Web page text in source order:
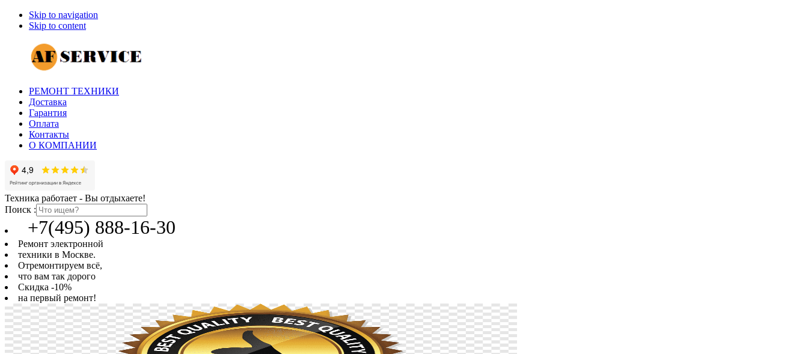
Skip to navigation
Skip to content
РЕМОНТ ТЕХНИКИ
Доставка
Гарантия
Оплата
Контакты
О КОМПАНИИ
Техника работает - Вы отдыхаете!
Поиск :
+7(495) 888-16-30
Ремонт электронной
техники в Москве.
Отремонтируем всё,
что вам так дорого
Скидка -10%
на первый ремонт!